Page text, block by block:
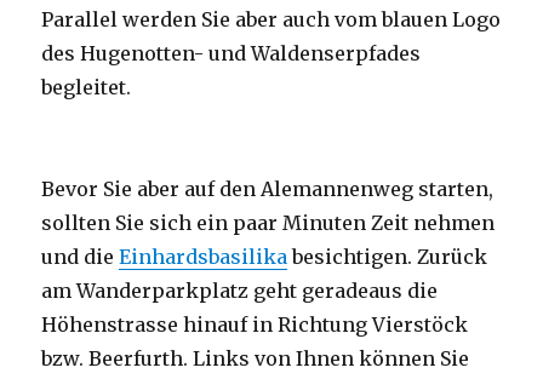
Parallel werden Sie aber auch vom blauen Logo
des Hugenotten- und Waldenserpfades
begleitet.
Bevor Sie aber auf den Alemannenweg starten,
sollten Sie sich ein paar Minuten Zeit nehmen
und dieEinhardsbasilikabesichtigen. Zurück
am Wanderparkplatz geht geradeaus die
Höhenstrasse hinauf in Richtung Vierstöck
bzw. Beerfurth. Links von Ihnen können Sie